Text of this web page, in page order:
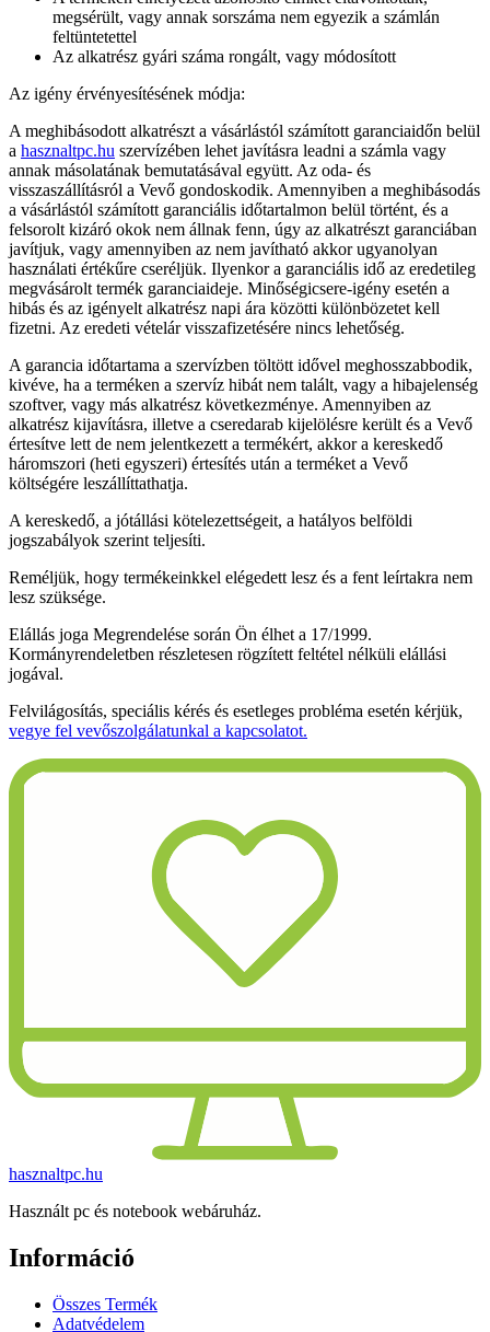
megsérült, vagy annak sorszáma nem egyezik a számlán
feltüntetettel
Az alkatrész gyári száma rongált, vagy módosított
Az igény érvényesítésének módja:
A meghibásodott alkatrészt a vásárlástól számított garanciaidőn belül
a hasznaltpc.hu szervízében lehet javításra leadni a számla vagy
annak másolatának bemutatásával együtt. Az oda- és
visszaszállításról a Vevő gondoskodik. Amennyiben a meghibásodás
a vásárlástól számított garanciális időtartalmon belül történt, és a
felsorolt kizáró okok nem állnak fenn, úgy az alkatrészt garanciában
javítjuk, vagy amennyiben az nem javítható akkor ugyanolyan
használati értékűre cseréljük. Ilyenkor a garanciális idő az eredetileg
megvásárolt termék garanciaideje. Minőségicsere-igény esetén a
hibás és az igényelt alkatrész napi ára közötti különbözetet kell
fizetni. Az eredeti vételár visszafizetésére nincs lehetőség.
A garancia időtartama a szervízben töltött idővel meghosszabbodik,
kivéve, ha a terméken a szervíz hibát nem talált, vagy a hibajelenség
szoftver, vagy más alkatrész következménye. Amennyiben az
alkatrész kijavításra, illetve a cseredarab kijelölésre került és a Vevő
értesítve lett de nem jelentkezett a termékért, akkor a kereskedő
háromszori (heti egyszeri) értesítés után a terméket a Vevő
költségére leszállíttathatja.
A kereskedő, a jótállási kötelezettségeit, a hatályos belföldi
jogszabályok szerint teljesíti.
Reméljük, hogy termékeinkkel elégedett lesz és a fent leírtakra nem
lesz szüksége.
Elállás joga Megrendelése során Ön élhet a 17/1999.
Kormányrendeletben részletesen rögzített feltétel nélküli elállási
jogával.
Felvilágosítás, speciális kérés és esetleges probléma esetén kérjük,
vegye fel vevőszolgálatunkal a kapcsolatot.
hasznaltpc.hu
Használt pc és notebook webáruház.
Információ
Összes Termék
Adatvédelem